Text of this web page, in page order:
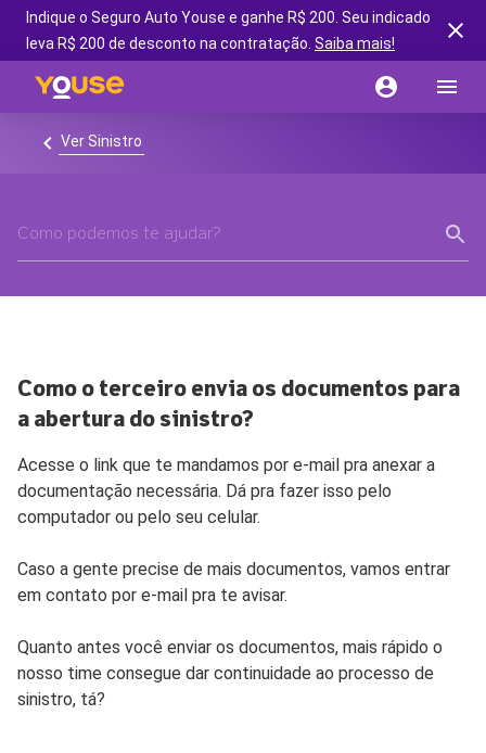
Indique o Seguro Auto Youse e ganhe R$ 200. Seu indicado
leva R$ 200 de desconto na contratação. Saiba mais!
Ver Sinistro
Como o terceiro envia os documentos para
a abertura do sinistro?
Acesse o link que te mandamos por e-mail pra anexar a
documentação necessária. Dá pra fazer isso pelo
computador ou pelo seu celular.
Caso a gente precise de mais documentos, vamos entrar
em contato por e-mail pra te avisar.
Quanto antes você enviar os documentos, mais rápido o
nosso time consegue dar continuidade ao processo de
sinistro, tá?